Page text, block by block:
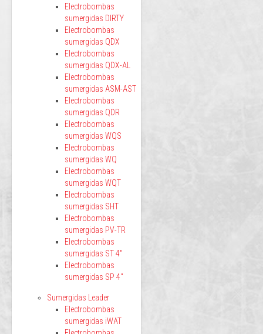
Electrobombas
sumergidas DIRTY
Electrobombas
sumergidas QDX
Electrobombas
sumergidas QDX-AL
Electrobombas
sumergidas ASM-AST
Electrobombas
sumergidas QDR
Electrobombas
sumergidas WQS
Electrobombas
sumergidas WQ
Electrobombas
sumergidas WQT
Electrobombas
sumergidas SHT
Electrobombas
sumergidas PV-TR
Electrobombas
sumergidas ST 4"
Electrobombas
sumergidas SP 4"
Sumergidas Leader
Electrobombas
sumergidas iWAT